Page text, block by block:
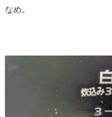
なめ。